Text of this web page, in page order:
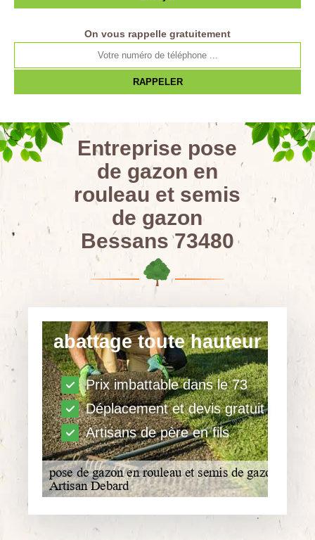
abattage toute hauteur
Prix imbattable dans le 73
Déplacement et devis gratuit
Artisans de père en fils
On vous rappelle gratuitement
Entreprise pose
de gazon en
rouleau et semis
de gazon
Bessans 73480